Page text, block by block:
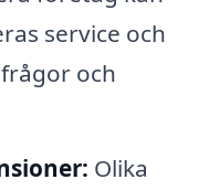
service och
och
Olika